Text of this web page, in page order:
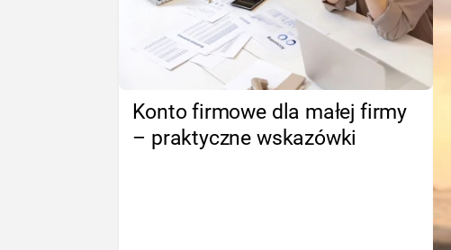
Konto firmowe dla małej firmy
– praktyczne wskazówki